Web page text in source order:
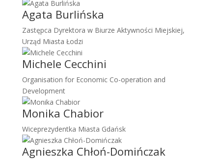
Agata Burlińska
Zastępca Dyrektora w Biurze Aktywności Miejskiej,
Urząd Miasta Łodzi
Michele Cecchini
Organisation for Economic Co-operation and
Development
Monika Chabior
Wiceprezydentka Miasta Gdańsk
Agnieszka Chłoń-Domińczak